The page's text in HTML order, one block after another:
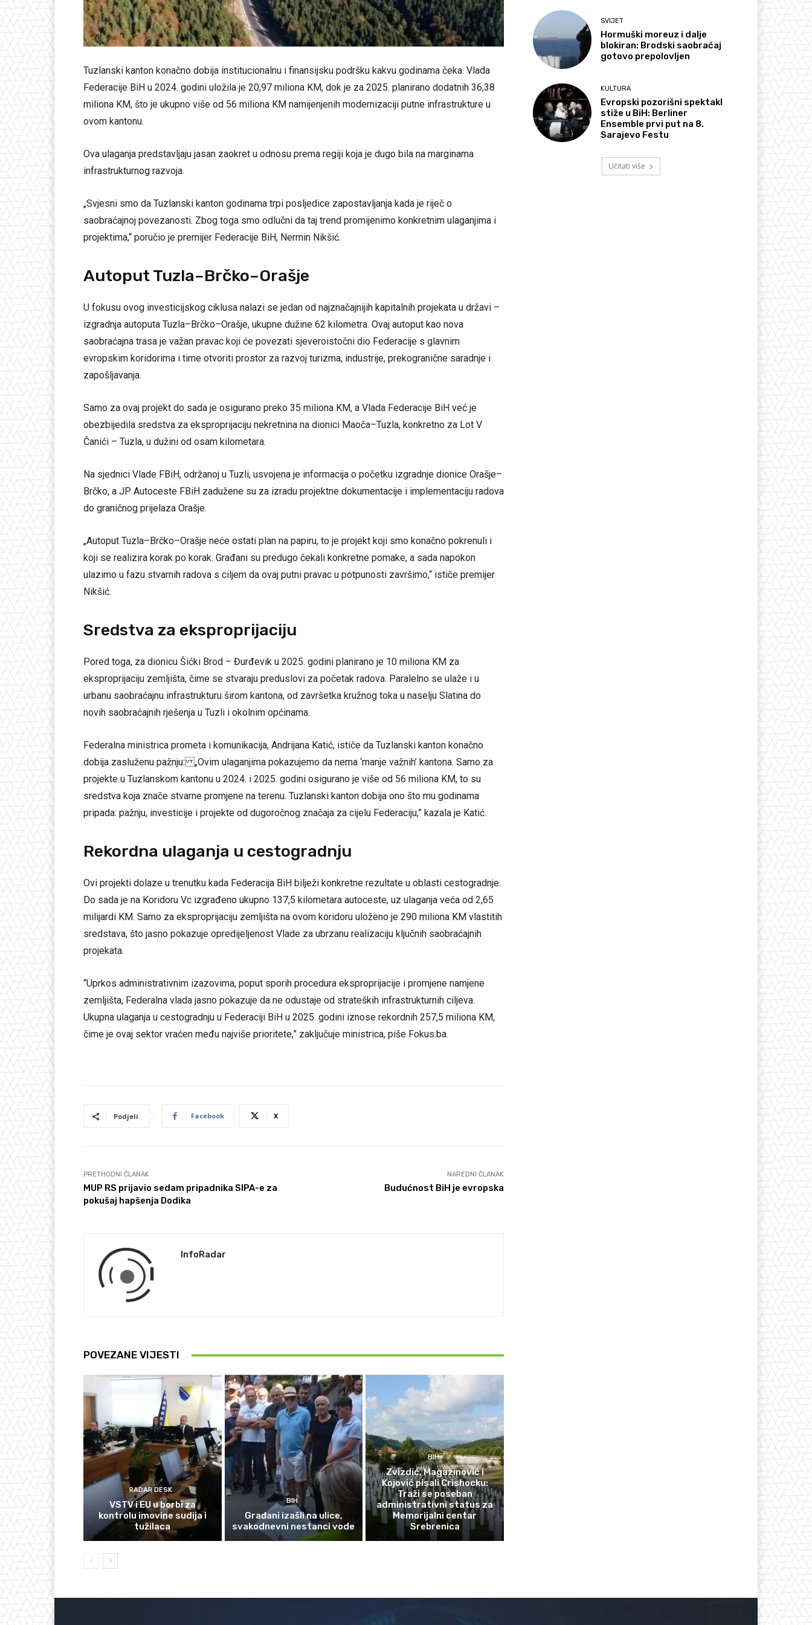
Tuzlanski kanton konačno dobija institucionalnu i finansijsku podršku kakvu godinama čeka. Vlada
Federacije BiH u 2024. godini uložila je 20,97 miliona KM, dok je za 2025. planirano dodatnih 36,38
miliona KM, što je ukupno više od 56 miliona KM namijenjenih modernizaciji putne infrastrukture u
ovom kantonu.
Ova ulaganja predstavljaju jasan zaokret u odnosu prema regiji koja je dugo bila na marginama
infrastrukturnog razvoja.
„Svjesni smo da Tuzlanski kanton godinama trpi posljedice zapostavljanja kada je riječ o
saobraćajnoj povezanosti. Zbog toga smo odlučni da taj trend promijenimo konkretnim ulaganjima i
projektima,“ poručio je premijer Federacije BiH, Nermin Nikšić.
Autoput Tuzla–Brčko–Orašje
U fokusu ovog investicijskog ciklusa nalazi se jedan od najznačajnijih kapitalnih projekata u državi –
izgradnja autoputa Tuzla–Brčko–Orašje, ukupne dužine 62 kilometra. Ovaj autoput kao nova
saobraćajna trasa je važan pravac koji će povezati sjeveroistočni dio Federacije s glavnim
evropskim koridorima i time otvoriti prostor za razvoj turizma, industrije, prekogranične saradnje i
zapošljavanja.
Samo za ovaj projekt do sada je osigurano preko 35 miliona KM, a Vlada Federacije BiH već je
obezbijedila sredstva za eksproprijaciju nekretnina na dionici Maoča–Tuzla, konkretno za Lot V
Čanići – Tuzla, u dužini od osam kilometara.
Na sjednici Vlade FBiH, održanoj u Tuzli, usvojena je informacija o početku izgradnje dionice Orašje–
Brčko, a JP Autoceste FBiH zadužene su za izradu projektne dokumentacije i implementaciju radova
do graničnog prijelaza Orašje.
„Autoput Tuzla–Brčko–Orašje neće ostati plan na papiru, to je projekt koji smo konačno pokrenuli i
koji se realizira korak po korak. Građani su predugo čekali konkretne pomake, a sada napokon
ulazimo u fazu stvarnih radova s ciljem da ovaj putni pravac u potpunosti završimo,“ ističe premijer
Nikšić.
Sredstva za eksproprijaciju
Pored toga, za dionicu Šićki Brod – Đurđevik u 2025. godini planirano je 10 miliona KM za
eksproprijaciju zemljišta, čime se stvaraju preduslovi za početak radova. Paralelno se ulaže i u
urbanu saobraćajnu infrastrukturu širom kantona, od završetka kružnog toka u naselju Slatina do
novih saobraćajnih rješenja u Tuzli i okolnim općinama.
Federalna ministrica prometa i komunikacija, Andrijana Katić, ističe da Tuzlanski kanton konačno
dobija zasluženu pažnju: „Ovim ulaganjima pokazujemo da nema ‘manje važnih’ kantona. Samo za
projekte u Tuzlanskom kantonu u 2024. i 2025. godini osigurano je više od 56 miliona KM, to su
sredstva koja znače stvarne promjene na terenu. Tuzlanski kanton dobija ono što mu godinama
pripada: pažnju, investicije i projekte od dugoročnog značaja za cijelu Federaciju,” kazala je Katić.
Rekordna ulaganja u cestogradnju
Ovi projekti dolaze u trenutku kada Federacija BiH bilježi konkretne rezultate u oblasti cestogradnje.
Do sada je na Koridoru Vc izgrađeno ukupno 137,5 kilometara autoceste, uz ulaganja veća od 2,65
milijardi KM. Samo za eksproprijaciju zemljišta na ovom koridoru uloženo je 290 miliona KM vlastitih
sredstava, što jasno pokazuje opredijeljenost Vlade za ubrzanu realizaciju ključnih saobraćajnih
projekata.
“Uprkos administrativnim izazovima, poput sporih procedura eksproprijacije i promjene namjene
zemljišta, Federalna vlada jasno pokazuje da ne odustaje od strateških infrastrukturnih ciljeva.
Ukupna ulaganja u cestogradnju u Federaciji BiH u 2025. godini iznose rekordnih 257,5 miliona KM,
čime je ovaj sektor vraćen među najviše prioritete,” zaključuje ministrica, piše Fokus.ba.
Podjeli Facebook X
PRETHODNI ČLANAK
MUP RS prijavio sedam pripadnika SIPA-e za
pokušaj hapšenja Dodika
NAREDNI ČLANAK
Budućnost BiH je evropska
InfoRadar
POVEZANE VIJESTI
RADAR DESK
VSTV i EU u borbi za
kontrolu imovine sudija i
tužilaca
BIH
Građani izašli na ulice,
svakodnevni nestanci vode
BIH
Zvizdić, Magazinović i
Kojović pisali Crishocku:
Traži se poseban
administrativni status za
Memorijalni centar
Srebrenica
SVIJET
Hormuški moreuz i dalje
blokiran: Brodski saobraćaj
gotovo prepolovljen
KULTURA
Evropski pozorišni spektakl
stiže u BiH: Berliner
Ensemble prvi put na 8.
Sarajevo Festu
Učitati više